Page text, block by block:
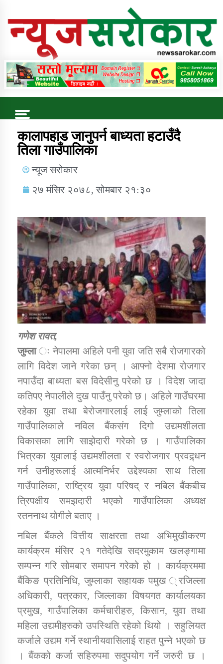
Online News Portal
Trending Now
कुषि बिकास कार्यालय जुम्ला सुचना सन्देश
डिभिजन कार्यालय जुम्लाको सुचना सन्देश
कर्णाली प्रविधि शिक्षालय जुम्लाको सुचना
सामाजिक बिकास कार्यालय जुम्लाकाे सुचना
कार्यक्रम कार्यान्वयन एकाई जुम्लाको सुचना
कर्णाली प्राविधि शिक्षालय जुम्लाको सुचना
कालापहाड जानुपर्न बाध्यता हटाउँदै
तिला गाउँपालिका
न्यूज सरोकार
२७ मंसिर २०७८, सोमबार २१:३०
गणेश रावत,
जुम्लाः नेपालमा अहिले पनी युवा जति सबै रोजगारको
लागि विदेश जाने गरेका छन् । आफ्नो देशमा रोजगार
नपाउँदा बाध्यता बस विदेसीनु परेको छ । विदेश जादा
कतिपए नेपालीले दुख पाउँनु परेको छ। अहिले गाउँघरमा
रहेका युवा तथा बेरोजगारलाई लाई जुम्लाको तिला
गाउँपालिकाले नविल बैंकसंग दिगो उद्यमशीलता
विकासका लागि साझेदारी गरेको छ । गाउँपालिका
भित्रका युवालाई उद्यमशीलता र स्वरोजगार प्रवद्र्धन
गर्न उनीहरूलाई आत्मनिर्भर उद्देश्यका साथ तिला
गाउँपालिका, राष्ट्रिय युवा परिषद् र नबिल बैंकबीच
त्रिपक्षीय समझदारी भएको गाउँपालिका अध्यक्ष
रतननाथ योगीले बताए ।
नबिल बैंकले वित्तीय साक्षरता तथा अभिमुखीकरण
कार्यक्रम मंसिर २१ गतेदेखि सदरमुकाम खलङ्गामा
सम्पन्न गरि सोमबार समापन गरेको हो । कार्यक्रममा
बैंकिङ प्रतिनिधि, जुम्लाका सहायक पमुख ्रजिल्ला
अधिकारी, पत्रकार, जिल्लाका विषयगत कार्यालयका
प्रमुख, गाउँपालिका कर्मचारीहरु, किसान, युवा तथा
महिला उद्यमीहरुको उपस्थिति रहेको थियो । सहुलियत
कर्जाले उद्यम गर्ने स्थानीयवासिलाई राहत पुन्ने भएको छ
। बैंकको कर्जा सहिरुपमा सदुपयोग गर्ने जरुरी छ ।